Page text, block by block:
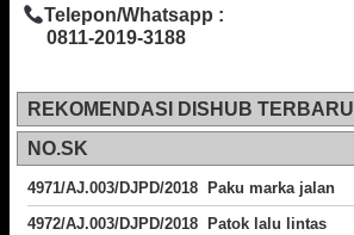
Telepon/Whatsapp :
0811-2019-3188
REKOMENDASI DISHUB TERBARU
NO.SK
4971/AJ.003/DJPD/2018 Paku marka jalan
4972/AJ.003/DJPD/2018 Patok lalu lintas